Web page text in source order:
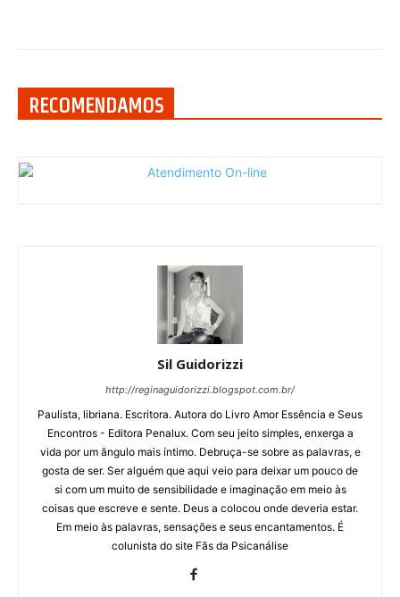
RECOMENDAMOS
Sil Guidorizzi
http://reginaguidorizzi.blogspot.com.br/
Paulista, libriana. Escritora. Autora do Livro Amor Essência e Seus
Encontros - Editora Penalux. Com seu jeito simples, enxerga a
vida por um ângulo mais íntimo. Debruça-se sobre as palavras, e
gosta de ser. Ser alguém que aqui veio para deixar um pouco de
si com um muito de sensibilidade e imaginação em meio às
coisas que escreve e sente. Deus a colocou onde deveria estar.
Em meio às palavras, sensações e seus encantamentos. É
colunista do site Fãs da Psicanálise